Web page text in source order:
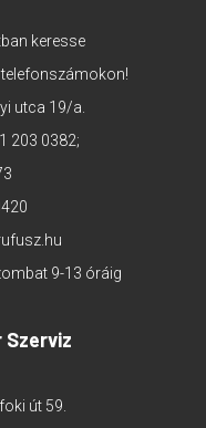
keresse
utca 19/a.
203 0382;
9-13 óráig
Szerviz
út 59.